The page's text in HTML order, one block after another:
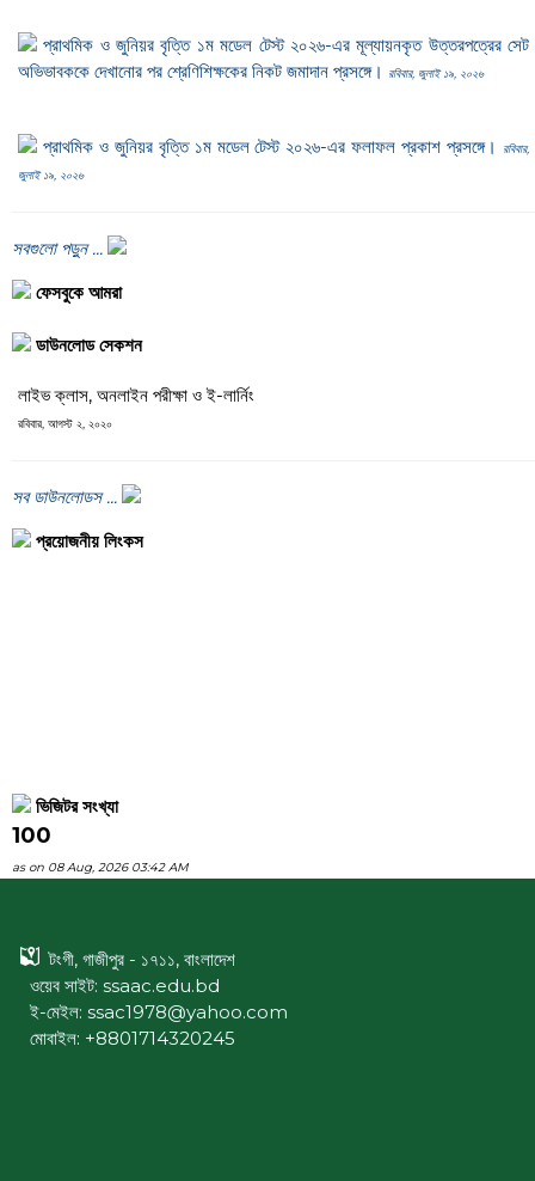
প্রাথমিক ও জুনিয়র বৃত্তি ১ম মডেল টেস্ট ২০২৬-এর মূল্যায়নকৃত উত্তরপত্রের সেট
অভিভাবককে দেখানোর পর শ্রেণিশিক্ষকের নিকট জমাদান প্রসঙ্গে।
রবিবার, জুলাই ১৯, ২০২৬
প্রাথমিক ও জুনিয়র বৃত্তি ১ম মডেল টেস্ট ২০২৬-এর ফলাফল প্রকাশ প্রসঙ্গে।
রবিবার,
জুলাই ১৯, ২০২৬
সবগুলো পড়ুন ...
ফেসবুকে আমরা
ডাউনলোড সেকশন
লাইভ ক্লাস, অনলাইন পরীক্ষা ও ই-লার্নিং
রবিবার, আগস্ট ২, ২০২০
সব ডাউনলোডস ...
প্রয়োজনীয় লিংকস
ভিজিটর সংখ্যা
100
as on 08 Aug, 2026 03:42 AM
টংগী, গাজীপুর - ১৭১১, বাংলাদেশ
ওয়েব সাইট: ssaac.edu.bd
ই-মেইল: ssac1978@yahoo.com
মোবাইল: +8801714320245